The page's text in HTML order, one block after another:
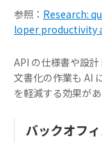
参照： Research:
loper productivity
API の仕様書や設
文書化の作業も AI
を軽減する効果があ
バックオフ